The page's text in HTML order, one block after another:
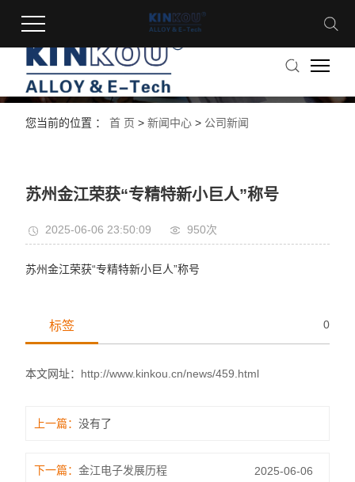
语言
您当前的位置 ：首 页 >新闻中心 > 公司新闻
苏州金江荣获“专精特新小巨人”称号
2025-06-06 23:50:09 950次
苏州金江荣获“专精特新小巨人”称号
标签 0
本文网址： http://www.kinkou.cn/news/459.html
上一篇：没有了
下一篇：金江电子发展历程 2025-06-06